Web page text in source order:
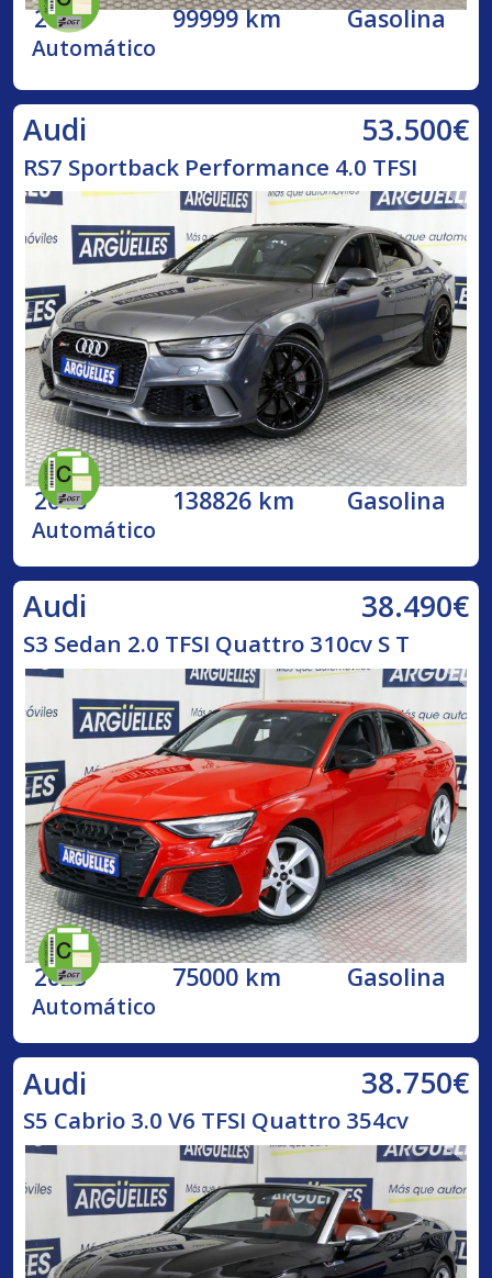
2009 99999 km Gasolina
Automático
Audi 53.500€
RS7 Sportback Performance 4.0 TFSI
2016 138826 km Gasolina
Automático
Audi 38.490€
S3 Sedan 2.0 TFSI Quattro 310cv S T
2023 75000 km Gasolina
Automático
Audi 38.750€
S5 Cabrio 3.0 V6 TFSI Quattro 354cv